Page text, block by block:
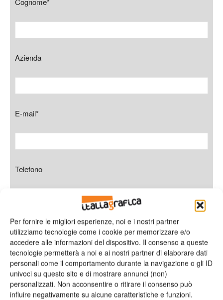
Per fornire le migliori esperienze, noi e i nostri partner
utilizziamo tecnologie come i cookie per memorizzare e/o
accedere alle informazioni del dispositivo. Il consenso a queste
tecnologie permetterà a noi e ai nostri partner di elaborare dati
personali come il comportamento durante la navigazione o gli ID
univoci su questo sito e di mostrare annunci (non)
personalizzati. Non acconsentire o ritirare il consenso può
influire negativamente su alcune caratteristiche e funzioni.
Azienda
E-mail*
Telefono
Oggetto
Messaggio